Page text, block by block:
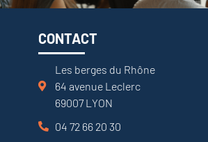
CONTACT
Les berges du Rhône
64 avenue Leclerc
69007 LYON
04 72 66 20 30